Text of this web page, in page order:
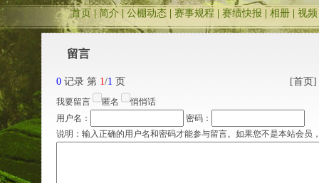
首页 | 简介 公棚动态 赛事规程 赛绩快报 相册 视频
留言
0 记录 第 1/1 页 [首页]
我要留言 匿名
悄悄话
用户名：
密码：
说明：输入正确的用户名和密码才能参与留言。如果您不是本站会员